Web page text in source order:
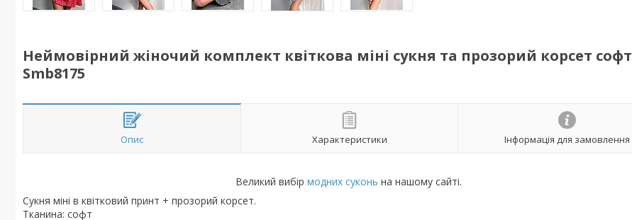
Неймовірний жіночий комплект квіткова міні сукня та прозорий корсет софт
Smb8175
Опис Характеристики Інформація для замовлення
Великий вибір модних суконь на нашому сайті.
Сукня міні в квітковий принт + прозорий корсет.
Тканина: софт